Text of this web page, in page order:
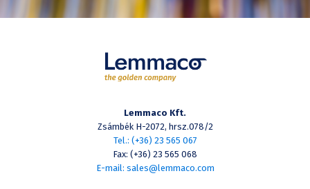
Lemmaco Kft.
Zsámbék H-2072, hrsz.078/2
Tel.: (+36) 23 565 067
Fax: (+36) 23 565 068
E-mail: sales@lemmaco.com